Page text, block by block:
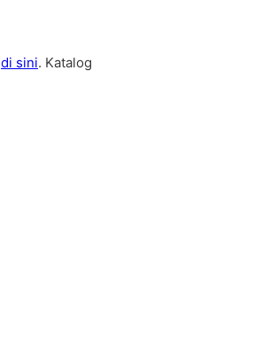
di sini. Katalog